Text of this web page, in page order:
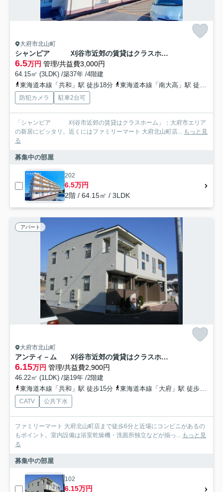
大府市北山町
シャンピア 刈谷市近郊の賃貸はクラスホーム
6.5万円 管理/共益費3,000円
64.15㎡ (3LDK) /築37年 /4階建
東海道本線「共和」駅 徒歩18分
東海道本線「南大高」駅 徒歩42分
防犯カメラ 駐車2台可
「シャンピア 刈谷市近郊の賃貸はクラスホーム」：大府市エリア
の新居にピッタリ。近くにはファミリーマート 大府北山町店... もっと見
る
募集中の部屋
202
6.5万円
2階 / 64.15㎡ / 3LDK
アパート
大府市北山町
アンティ－ム 刈谷市近郊の賃貸はクラスホーム刈谷店
6.15万円 管理/共益費2,900円
46.22㎡ (1LDK) /築19年 /2階建
東海道本線「共和」駅 徒歩15分
東海道本線「大府」駅 徒歩40分
CATV 公共下水
ファミリーマート 大府北山町店まで徒歩6分と近場にコンビニがあるの
もポイント。室内設備は浴室乾燥機・洗面所独立などが揃っ... もっと見
る
募集中の部屋
102
6.15万円